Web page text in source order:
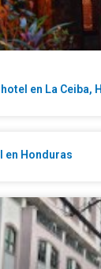
en La Ceiba,
en Honduras